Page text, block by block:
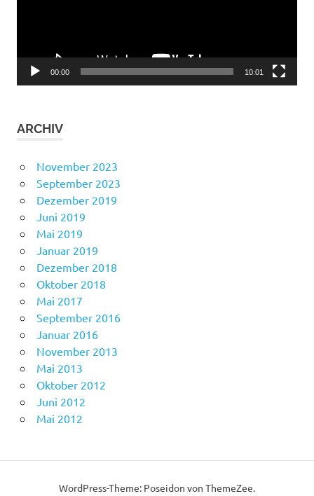
00:00 10:01
ARCHIV
November 2023
September 2023
Dezember 2019
Juni 2019
Mai 2019
Januar 2019
Dezember 2018
Oktober 2018
Mai 2017
September 2016
Januar 2016
November 2013
Mai 2013
Oktober 2012
Juni 2012
Mai 2012
WordPress-Theme: Poseidon von ThemeZee.